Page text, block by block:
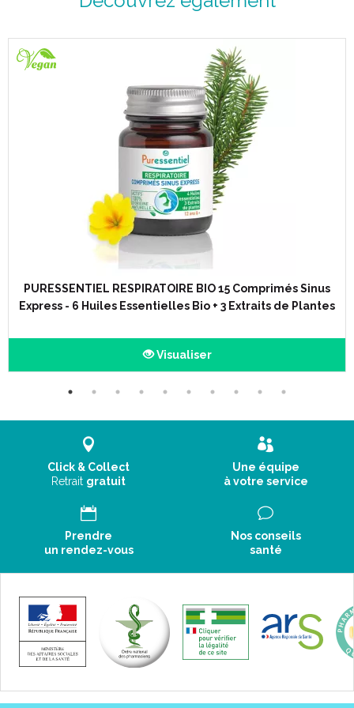
Formule brevetée de 41 huiles essentielles :
Aneth, anis, basilic, Bay st thomas, bois de rose, cajeput,
cannelle de chine, cèdre de l’atlas, citron, citronnelle, cumin,
cyprès, eucalyptus, fenouil, baies de genévrier, géranium,
gingembre, clou de girofle, lavande officinale, lavandin grosso,
macis, mandarine, marjolaine sauvage, mélisse, menthe crépue,
menthe poivrée, myrrhe, niaouli, orange, origan, persil, petit
grain bigaradier, pin sylvestre, romarin, sarriette, sauge officinale,
serpolet, tea tree, thym, verveine, wintergreen pour détruire
acariens, germes, virus, champignons microscopiques,
mauvaises odeurs…
Assainir l’air, dégager les voies respiratoires, limiter les sources
d’allergies (chambre d’enfants et d’adultes, personnes malades,
pièces humides, w.-c., cuisine…), atmosphère polluée ou
enfumée, odeurs de literie, d’animaux, bureaux, ateliers, lieux
publics, voiture…
Substances actives : Ethanol (CAS n°64-17-5) 71% (m/m),
*Naturellement présent dans les huiles essentielles.
Solution en spray à usage atmosphérique : 6 à 8
pulvérisations (3 à 5 ml) à vaporiser dans l’air, aux quatre coins
de l’endroit à assainir plusieurs fois par jour et
Peut être vaporisé sur les moquettes et autres surfaces
PURESSENTIEL RESPIRATOIRE BIO 15 Comprimés Sinus
Express - 6 Huiles Essentielles Bio + 3 Extraits de Plantes
Visualiser
Click & Collect
Retrait gratuit
Une équipe
à votre service
Prendre
un rendez-vous
Nos conseils
santé